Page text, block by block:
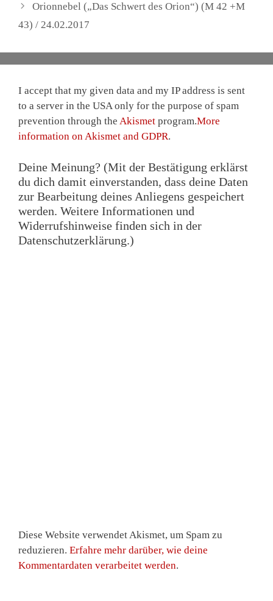
Orionnebel („Das Schwert des Orion“) (M 42 +M
43) / 24.02.2017
I accept that my given data and my IP address is sent
to a server in the USA only for the purpose of spam
prevention through the Akismet program.More
information on Akismet and GDPR.
Deine Meinung? (Mit der Bestätigung erklärst
du dich damit einverstanden, dass deine Daten
zur Bearbeitung deines Anliegens gespeichert
werden. Weitere Informationen und
Widerrufshinweise finden sich in der
Datenschutzerklärung.)
Diese Website verwendet Akismet, um Spam zu
reduzieren. Erfahre mehr darüber, wie deine
Kommentardaten verarbeitet werden.